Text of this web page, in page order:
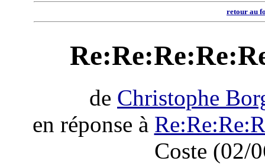
retour au
de Christophe
en réponse à
Coste (02/